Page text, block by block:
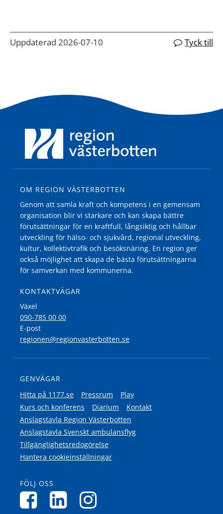
Uppdaterad 2026-07-10 Tyck till
OM REGION VÄSTERBOTTEN
Genom att samla kraft och kompetens i en gemensam
organisation blir vi starkare och kan skapa bättre
förutsättningar för en kraftfull, långsiktig och hållbar
utveckling för hälso- och sjukvård, regional utveckling,
kultur, kollektivtrafik och besöksnäring. En region ger
också möjlighet att skapa de bästa förutsättningarna
för samverkan med kommunerna.
KONTAKTVÄGAR
Växel
090-785 00 00
E-post
regionen@regionvasterbotten.se
GENVÄGAR
Hitta på 1177.se
Pressrum
Play
Kurs och konferens
Diarium
Kontakt
Anslagstavla Region Västerbotten
Anslagstavla Svenskt ambulansflyg
Tillgänglighetsredogörelse
Hantera cookieinställningar
FÖLJ OSS